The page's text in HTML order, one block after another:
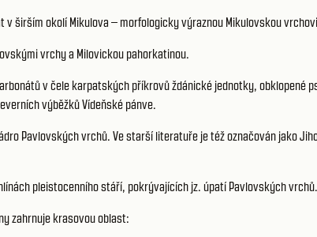
v širším okolí Mikulova – morfologicky výraznou Mikulovskou
vrchy a Milovickou pahorkatinou.
v čele karpatských příkrovů ždánické jednotky,
výběžků Vídeňské pánve.
Pavlovských vrchů. Ve starší literatuře je též označován jako
pleistocenního stáří, pokrývajících jz. úpatí Pavlovských vrchů.
zahrnuje krasovou oblast: